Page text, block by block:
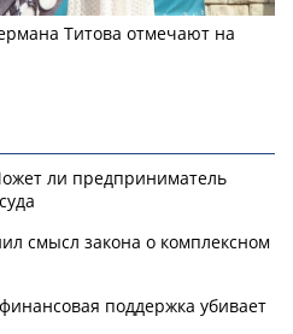
Титова отмечают на
ли предприниматель
смысл закона о комплексном
поддержка убивает